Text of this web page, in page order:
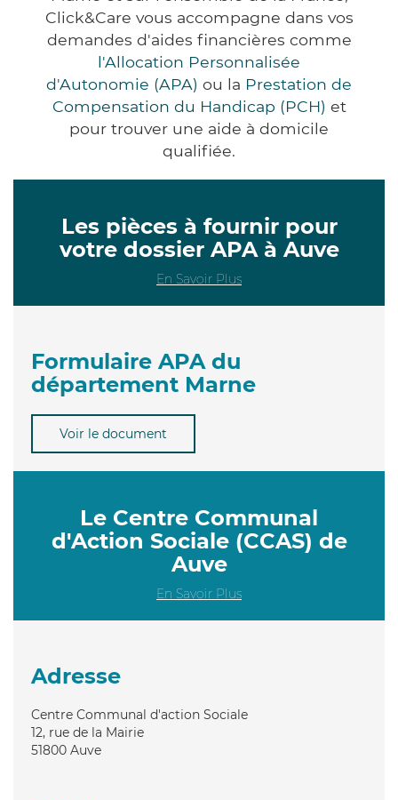
Click&Care vous accompagne dans vos
demandes d'aides financières comme
l'Allocation Personnalisée
d'Autonomie (APA) ou la Prestation de
Compensation du Handicap (PCH) et
pour trouver une aide à domicile
qualifiée.
Les pièces à fournir pour
votre dossier APA à Auve
En Savoir Plus
Formulaire APA du
département Marne
Voir le document
Le Centre Communal
d'Action Sociale (CCAS) de
Auve
En Savoir Plus
Adresse
Centre Communal d'action Sociale
12, rue de la Mairie
51800 Auve